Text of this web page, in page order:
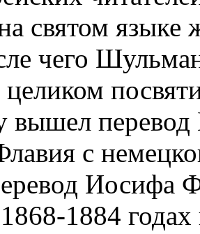
святом
чего
вышел
с
Иосифа
1884